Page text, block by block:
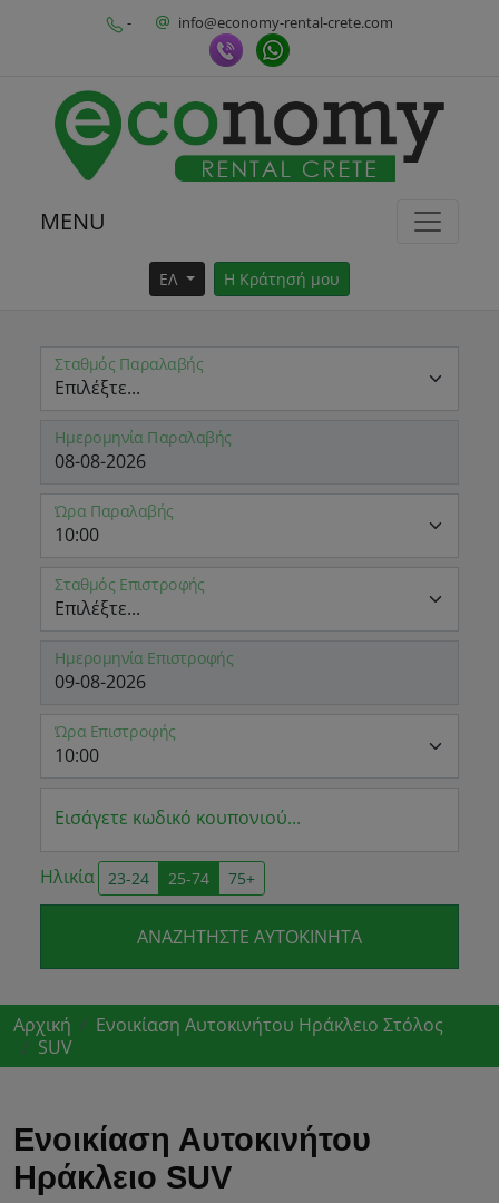
- info@economy-rental-crete.com
MENU
ΕΛ Η Κράτησή μου
Σταθμός Παραλαβής
Ημερομηνία Παραλαβής
Ώρα Παραλαβής
Σταθμός Επιστροφής
Ημερομηνία Επιστροφής
Ώρα Επιστροφής
Εισάγετε κωδικό κουπονιού...
Ηλικία 23-24 25-74 75+
ΑΝΑΖΗΤΉΣΤΕ ΑΥΤΟΚΊΝΗΤΑ
Αρχική
Ενοικίαση Αυτοκινήτου Ηράκλειο Στόλος
SUV
Ενοικίαση Αυτοκινήτου
Ηράκλειο SUV